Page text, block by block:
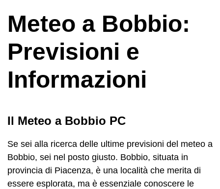
Meteo a Bobbio:
Previsioni e
Informazioni
Il Meteo a Bobbio PC
Se sei alla ricerca delle ultime previsioni del meteo a
Bobbio, sei nel posto giusto. Bobbio, situata in
provincia di Piacenza, è una località che merita di
essere esplorata, ma è essenziale conoscere le